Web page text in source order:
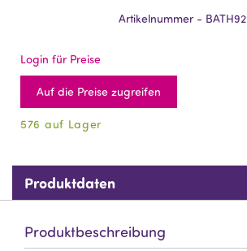
Artikelnummer - BATH92
Login für Preise
Auf die Preise zugreifen
576 auf Lager
Produktdaten
Produktbeschreibung